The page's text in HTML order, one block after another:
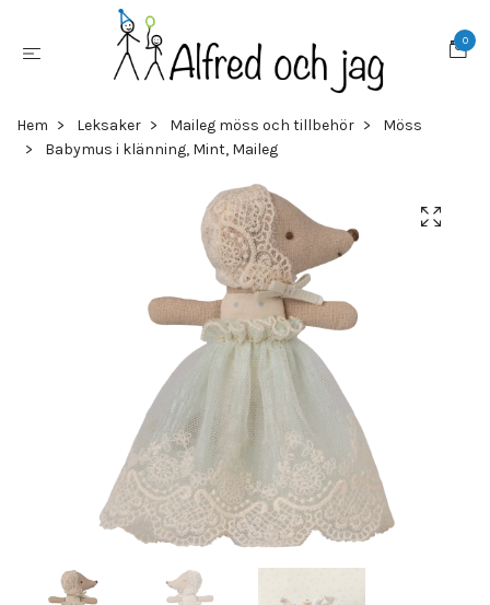
0
Hem Leksaker Maileg möss och tillbehör
Möss
Babymus i klänning, Mint, Maileg